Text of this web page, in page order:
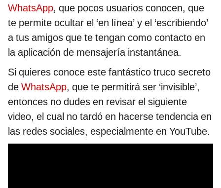
WhatsApp, que pocos usuarios conocen, que
te permite ocultar el ‘en línea’ y el ‘escribiendo’
a tus amigos que te tengan como contacto en
la aplicación de mensajería instantánea.
Si quieres conoce este fantástico truco secreto
de WhatsApp, que te permitirá ser ‘invisible’,
entonces no dudes en revisar el siguiente
video, el cual no tardó en hacerse tendencia en
las redes sociales, especialmente en YouTube.